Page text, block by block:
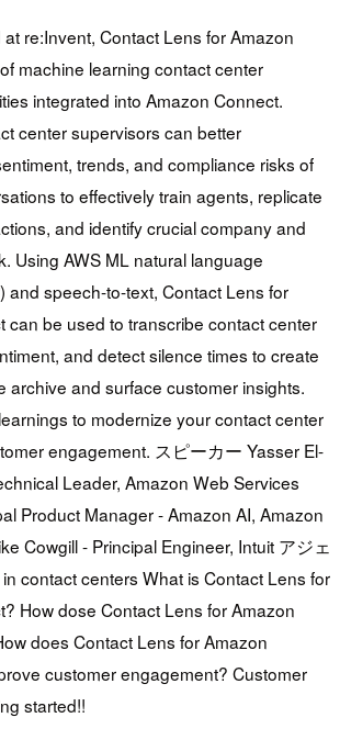
re:Invent, Contact Lens for Amazon
machine learning contact center
integrated into Amazon Connect.
center supervisors can better
trends, and compliance risks of
to effectively train agents, replicate
and identify crucial company and
Using AWS ML natural language
and speech-to-text, Contact Lens for
can be used to transcribe contact center
and detect silence times to create
archive and surface customer insights.
to modernize your contact center
engagement. スピーカー Yasser El-
Leader, Amazon Web Services
Product Manager - Amazon AI, Amazon
Cowgill - Principal Engineer, Intuit アジェ
contact centers What is Contact Lens for
How dose Contact Lens for Amazon
does Contact Lens for Amazon
customer engagement? Customer
started!!